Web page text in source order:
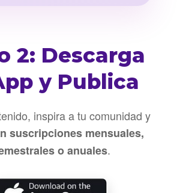
2: Descarga
y Publica
inspira a tu comunidad y
suscripciones mensuales,
o anuales.